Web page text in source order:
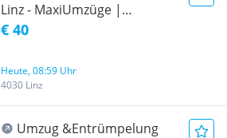
Linz - MaxiUmzüge |
Möbeltransport,
Möbelpacker, Umzugshilfe
€ 40
Heute, 08:59 Uhr
4030 Linz
Umzug &Entrümpelung